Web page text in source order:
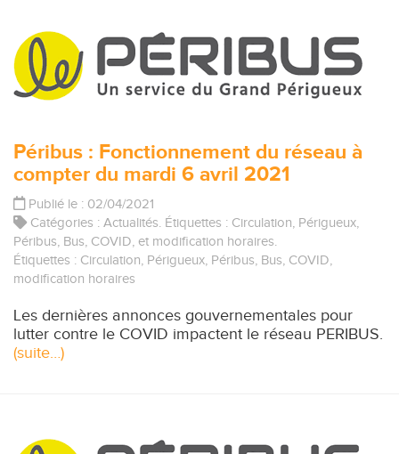
Péribus : Fonctionnement du réseau à
compter du mardi 6 avril 2021
Publié le : 02/04/2021
Catégories : Actualités. Étiquettes : Circulation, Périgueux,
Péribus, Bus, COVID, et modification horaires.
Étiquettes : Circulation, Périgueux, Péribus, Bus, COVID,
modification horaires
Les dernières annonces gouvernementales pour
lutter contre le COVID impactent le réseau PERIBUS.
(suite…)